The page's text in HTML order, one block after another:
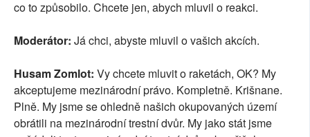
co to způsobilo. Chcete jen, abych mluvil o reakci.
Moderátor: Já chci, abyste mluvil o vašich akcích.
Husam Zomlot: Vy chcete mluvit o raketách, OK? My
akceptujeme mezinárodní právo. Kompletně. Krišnane.
Plně. My jsme se ohledně našich okupovaných území
obrátili na mezinárodní trestní dvůr. My jako stát jsme